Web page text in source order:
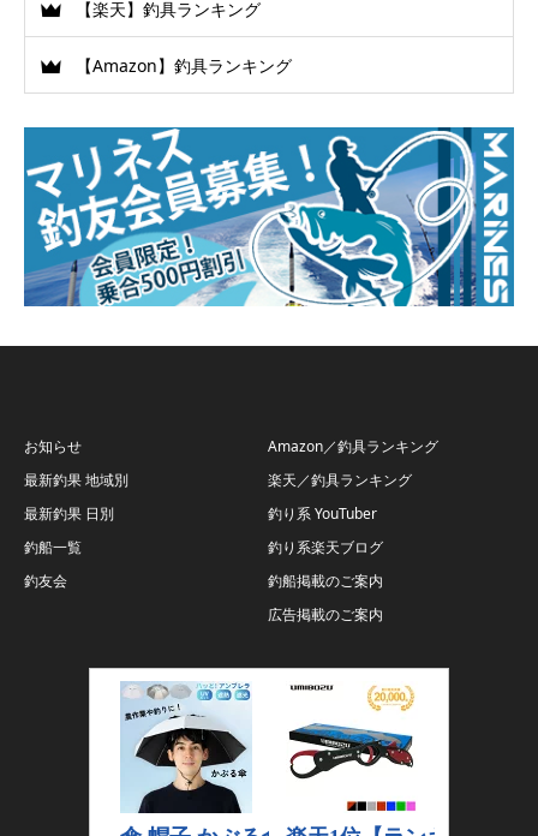
【楽天】釣具ランキング
【Amazon】釣具ランキング
お知らせ
最新釣果 地域別
最新釣果 日別
釣船一覧
釣友会
Amazon／釣具ランキング
楽天／釣具ランキング
釣り系 YouTuber
釣り系楽天ブログ
釣船掲載のご案内
広告掲載のご案内